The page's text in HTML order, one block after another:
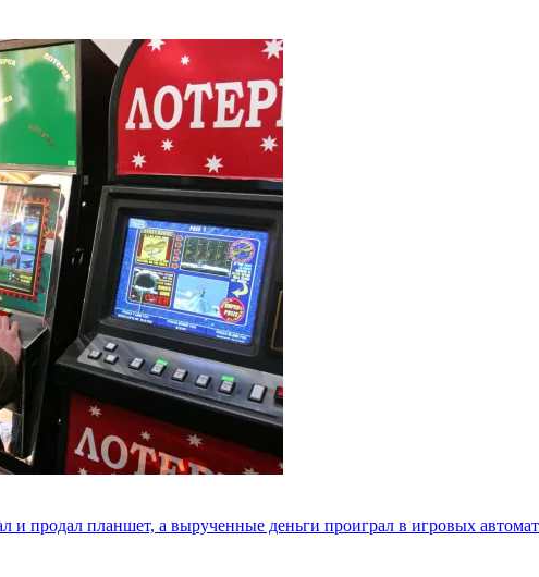
и продал планшет, а вырученные деньги проиграл в игровых